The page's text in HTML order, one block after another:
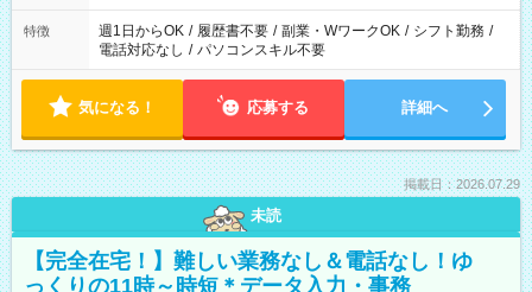
特徴 週1日からOK / 履歴書不要 / 副業・WワークOK / シフト勤務 /
電話対応なし / パソコンスキル不要
気になる！ 応募する 詳細へ
掲載日：2026.07.29
未読
【完全在宅！】難しい業務なし＆電話なし！ゆ
っくりの11時～時短＊データ入力・事務